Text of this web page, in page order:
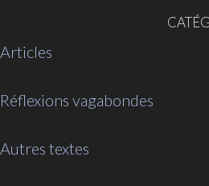
Articles
Réflexions vagabondes
Autres textes